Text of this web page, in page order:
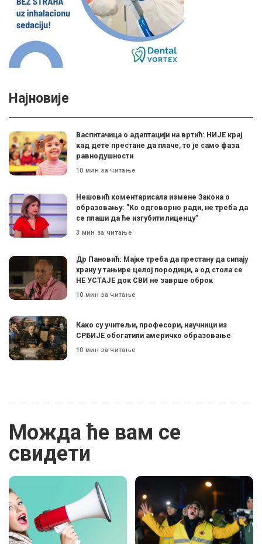
Најновије
Васпитачица о адаптацији на вртић: НИЈЕ крај
кад дете престане да плаче, то је само фаза
равнодушности
10 мин за читање
Нешовић коментарисала измене Закона о
образовању: ”Ко одговорно ради, не треба да
се плаши да ће изгубити лиценцу”
3 мин за читање
Др Пановић: Мајке треба да престану да сипају
храну у тањире целој породици, а од стола се
НЕ УСТАЈЕ док СВИ не заврше оброк
10 мин за читање
Како су учитељи, професори, научници из
СРБИЈЕ обогатили америчко образовање
10 мин за читање
Можда ће вам се
свидети